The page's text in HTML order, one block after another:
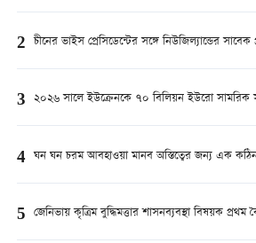
2 চীনের ভাইস প্রেসিডেন্টের সঙ্গে নিউজিল্যান্ডের সাবেক
3 ২০২৬ সালে ইউক্রেনকে ৭০ বিলিয়ন ইউরো সামরিক
4 ঘন ঘন চরম আবহাওয়া মানব অস্তিত্বের জন্য এক
5 জেনিভায় কৃত্রিম বুদ্ধিমত্তার শাসনব্যবস্থা বিষয়ক প্রথম